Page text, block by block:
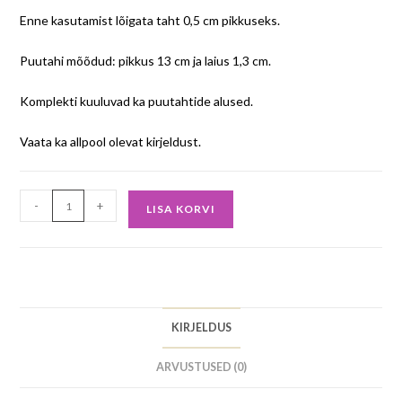
Enne kasutamist lõigata taht 0,5 cm pikkuseks.
Puutahi mõõdud: pikkus 13 cm ja laius 1,3 cm.
Komplekti kuuluvad ka puutahtide alused.
Vaata ka allpool olevat kirjeldust.
- + LISA KORVI
KIRJELDUS
ARVUSTUSED (0)